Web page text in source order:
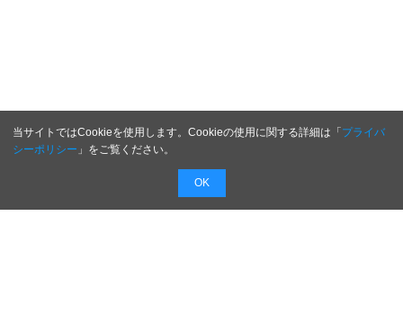
当サイトではCookieを使用します。Cookieの使用に関する詳細は「プライバ
シーポリシー 」をご覧ください。
OK